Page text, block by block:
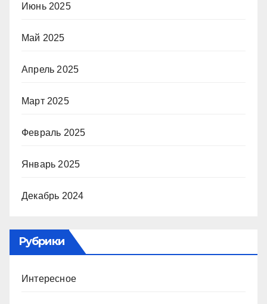
Июнь 2025
Май 2025
Апрель 2025
Март 2025
Февраль 2025
Январь 2025
Декабрь 2024
Рубрики
Интересное